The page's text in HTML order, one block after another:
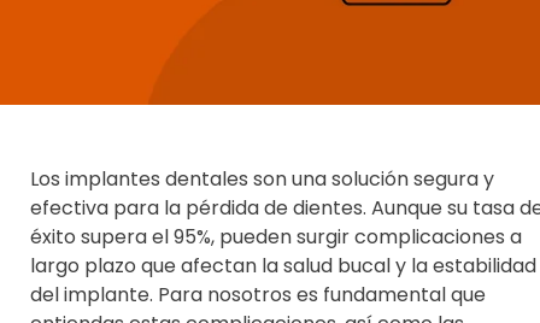
Los implantes dentales son unasolución segura y
efectiva para la pérdida de dientes. Aunque su tasa
éxito supera el 95%, pueden surgir complicaciones a
largo plazo que afectan la salud bucal y la estabilidad
del implante. Para nosotros es fundamental que